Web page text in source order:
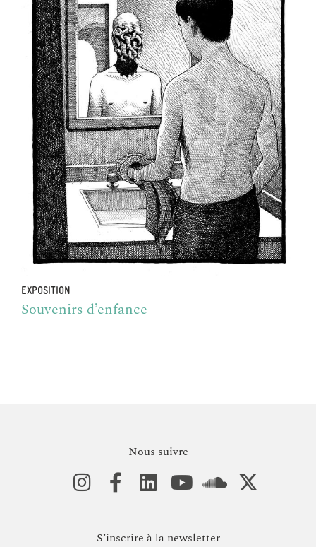
EXPOSITION
Souvenirs d’enfance
Nous suivre
S’inscrire à la newsletter